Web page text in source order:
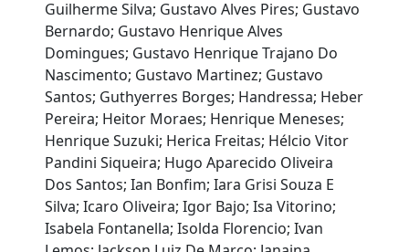
Guilherme Silva; Gustavo Alves Pires; Gustavo
Bernardo; Gustavo Henrique Alves
Domingues; Gustavo Henrique Trajano Do
Nascimento; Gustavo Martinez; Gustavo
Santos; Guthyerres Borges; Handressa; Heber
Pereira; Heitor Moraes; Henrique Meneses;
Henrique Suzuki; Herica Freitas; Hélcio Vitor
Pandini Siqueira; Hugo Aparecido Oliveira
Dos Santos; Ian Bonfim; Iara Grisi Souza E
Silva; Icaro Oliveira; Igor Bajo; Isa Vitorino;
Isabela Fontanella; Isolda Florencio; Ivan